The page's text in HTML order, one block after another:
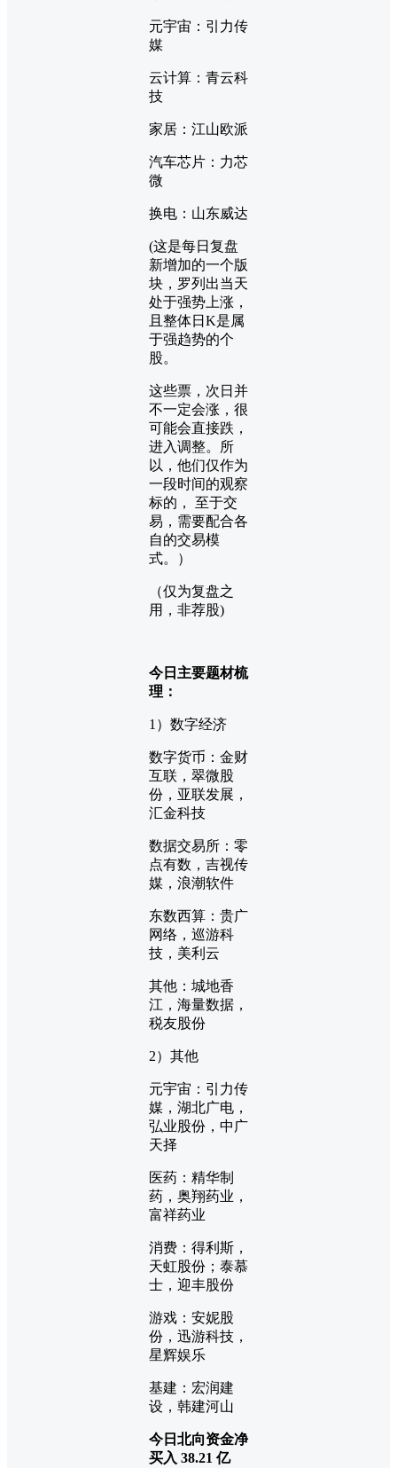
元宇宙：引力传
媒
云计算：青云科
技
家居：江山欧派
汽车芯片：力芯
微
换电：山东威达
(这是每日复盘
新增加的一个版
块，罗列出当天
处于强势上涨，
且整体日K是属
于强趋势的个
股。
这些票，次日并
不一定会涨，很
可能会直接跌，
进入调整。所
以，他们仅作为
一段时间的观察
标的， 至于交
易，需要配合各
自的交易模
式。）
（仅为复盘之
用，非荐股)
今日主要题材梳
理：
1）数字经济
数字货币：金财
互联，翠微股
份，亚联发展，
汇金科技
数据交易所：零
点有数，吉视传
媒，浪潮软件
东数西算：贵广
网络，巡游科
技，美利云
其他：城地香
江，海量数据，
税友股份
2）其他
元宇宙：引力传
媒，湖北广电，
弘业股份，中广
天择
医药：精华制
药，奥翔药业，
富祥药业
消费：得利斯，
天虹股份；泰慕
士，迎丰股份
游戏：安妮股
份，迅游科技，
星辉娱乐
基建：宏润建
设，韩建河山
今日北向资金净
买入 38.21 亿